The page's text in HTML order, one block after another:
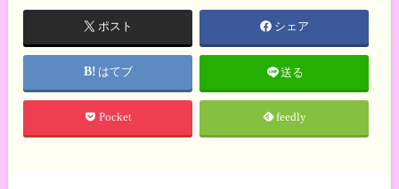
ポスト シェア
はてブ 送る
Pocket feedly